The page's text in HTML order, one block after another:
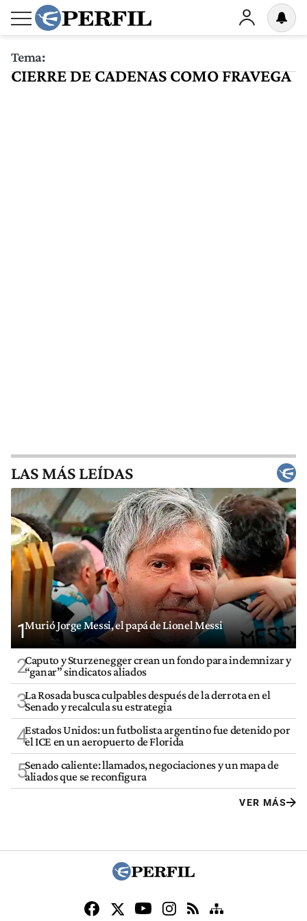
Tema:
CIERRE DE CADENAS COMO FRAVEGA
LAS MÁS LEÍDAS
1Murió Jorge Messi, el papá de Lionel Messi
2Caputo y Sturzenegger crean un fondo para indemnizar y
“ganar” sindicatos aliados
3La Rosada busca culpables después de la derrota en el
Senado y recalcula su estrategia
4Estados Unidos: un futbolista argentino fue detenido por
el ICE en un aeropuerto de Florida
5Senado caliente: llamados, negociaciones y un mapa de
aliados que se reconfigura
VER MÁS